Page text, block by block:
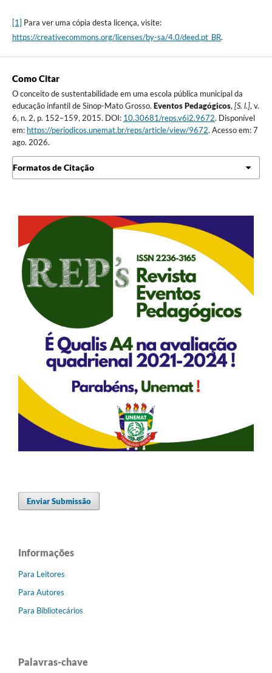
[1] Para ver uma cópia desta licença, visite:
https://creativecommons.org/licenses/by-sa/4.0/deed.pt_BR.
Como Citar
O conceito de sustentabilidade em uma escola pública municipal da
educação infantil de Sinop-Mato Grosso. Eventos Pedagógicos,[S. l.], v.
6, n. 2, p. 152–159, 2015. DOI: 10.30681/reps.v6i2.9672. Disponível
em: https://periodicos.unemat.br/reps/article/view/9672. Acesso em: 7
ago. 2026.
Formatos de Citação
Enviar Submissão
Informações
Para Leitores
Para Autores
Para Bibliotecários
Palavras-chave